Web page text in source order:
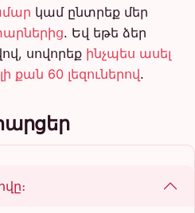
կամ ընտրեք մեր
. Եվ եթե ձեր
սովորեք ինչպես ասել
քան 60 լեզուներով.